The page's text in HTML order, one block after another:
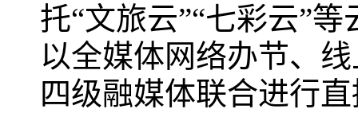
托“文旅云”“七彩云”
以全媒体网络办节、
四级融媒体联合进行